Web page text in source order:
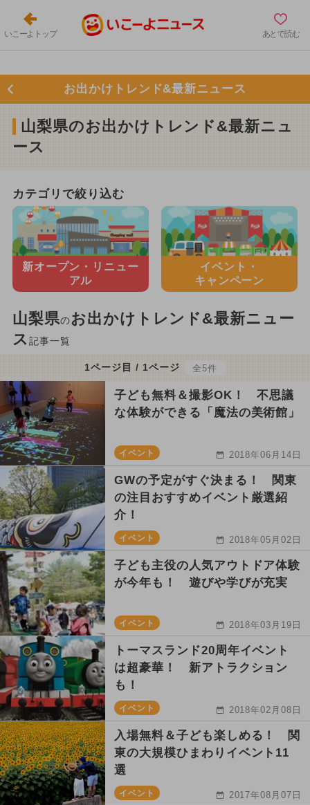
いこーよトップ あとで読む
お出かけトレンド&最新ニュース
山梨県のお出かけトレンド&最新ニュ
ース
カテゴリで絞り込む
新オープン・ リニュー
アル
イベント・
キャンペーン
山梨県のお出かけトレンド&最新ニュー
ス 記事一覧
1ページ目 / 1ページ 全5件
子ども無料＆撮影OK！ 不思議
な体験ができる「魔法の美術館」
イベント 2018年06月14日
GWの予定がすぐ決まる！ 関東
の注目おすすめイベント厳選紹
介！
イベント 2018年05月02日
子ども主役の人気アウトドア体験
が今年も！ 遊びや学びが充実
イベント 2018年03月19日
トーマスランド20周年イベント
は超豪華！ 新アトラクション
も！
イベント 2018年02月08日
入場無料＆子ども楽しめる！ 関
東の大規模ひまわりイベント11
選
イベント 2017年08月07日